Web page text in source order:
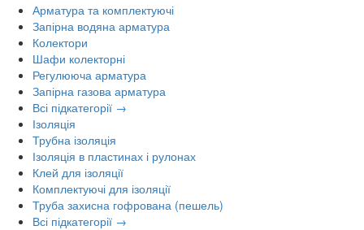
Арматура та комплектуючі
Запірна водяна арматура
Колектори
Шафи колекторні
Регулююча арматура
Запірна газова арматура
Всі підкатегорії →
Ізоляція
Трубна ізоляція
Ізоляція в пластинах і рулонах
Клей для ізоляції
Комплектуючі для ізоляції
Труба захисна гофрована (пешель)
Всі підкатегорії →